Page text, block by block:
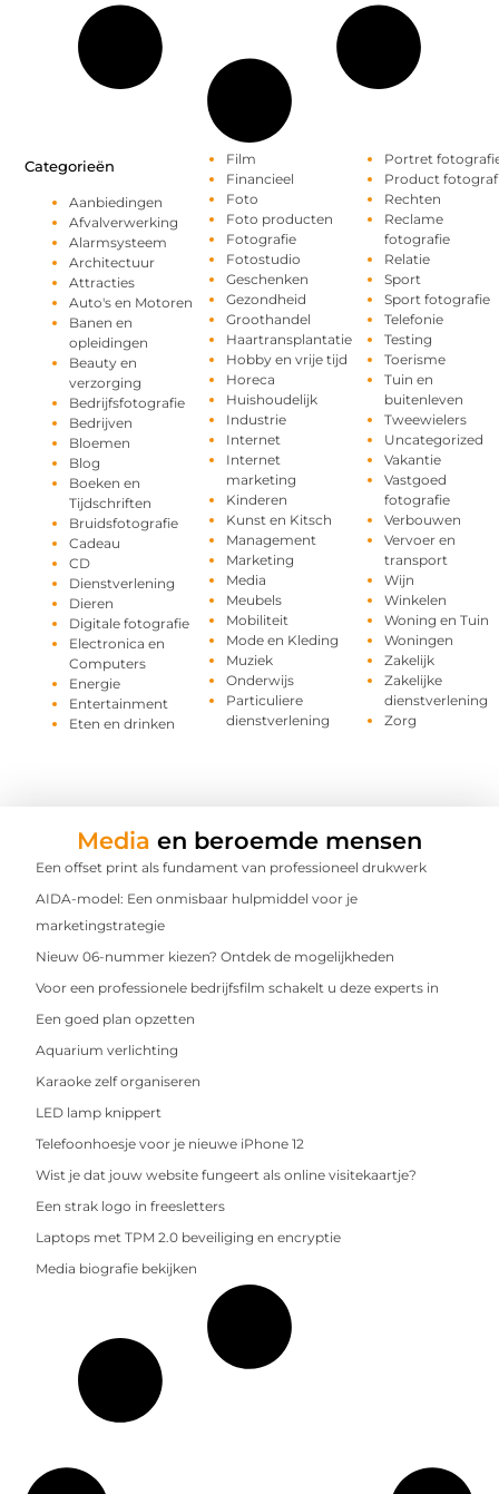
Categorieën
Aanbiedingen
Afvalverwerking
Alarmsysteem
Architectuur
Attracties
Auto's en Motoren
Banen en
opleidingen
Beauty en
verzorging
Bedrijfsfotografie
Bedrijven
Bloemen
Blog
Boeken en
Tijdschriften
Bruidsfotografie
Cadeau
CD
Dienstverlening
Dieren
Digitale fotografie
Electronica en
Computers
Energie
Entertainment
Eten en drinken
Film
Financieel
Foto
Foto producten
Fotografie
Fotostudio
Geschenken
Gezondheid
Groothandel
Haartransplantatie
Hobby en vrije tijd
Horeca
Huishoudelijk
Industrie
Internet
Internet
marketing
Kinderen
Kunst en Kitsch
Management
Marketing
Media
Meubels
Mobiliteit
Mode en Kleding
Muziek
Onderwijs
Particuliere
dienstverlening
Portret
Product
Rechten
Reclame
fotografie
Relatie
Sport
Sport fotografie
Telefonie
Testing
Toerisme
Tuin en
buitenleven
Tweewielers
Uncategorized
Vakantie
Vastgoed
fotografie
Verbouwen
Vervoer en
transport
Wijn
Winkelen
Woning en Tuin
Woningen
Zakelijk
Zakelijke
dienstverlening
Zorg
Media en beroemde mensen
Een offset print als fundament van professioneel drukwerk
AIDA-model: Een onmisbaar hulpmiddel voor je
marketingstrategie
Nieuw 06-nummer kiezen? Ontdek de mogelijkheden
Voor een professionele bedrijfsfilm schakelt u deze experts in
Een goed plan opzetten
Aquarium verlichting
Karaoke zelf organiseren
LED lamp knippert
Telefoonhoesje voor je nieuwe iPhone 12
Wist je dat jouw website fungeert als online visitekaartje?
Een strak logo in freesletters
Laptops met TPM 2.0 beveiliging en encryptie
Media biografie bekijken